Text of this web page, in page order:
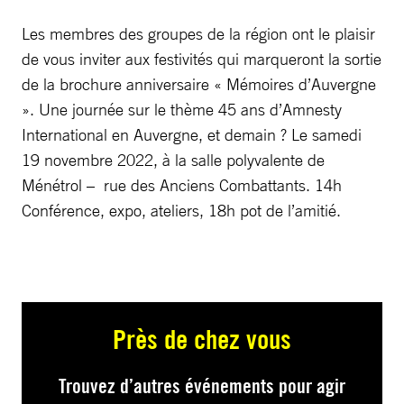
Les membres des groupes de la région ont le plaisir
de vous inviter aux festivités qui marqueront la sortie
de la brochure anniversaire « Mémoires d’Auvergne
». Une journée sur le thème 45 ans d’Amnesty
International en Auvergne, et demain ? Le samedi
19 novembre 2022, à la salle polyvalente de
Ménétrol – rue des Anciens Combattants. 14h
Conférence, expo, ateliers, 18h pot de l’amitié.
Près de chez vous
Trouvez d’autres événements pour agir